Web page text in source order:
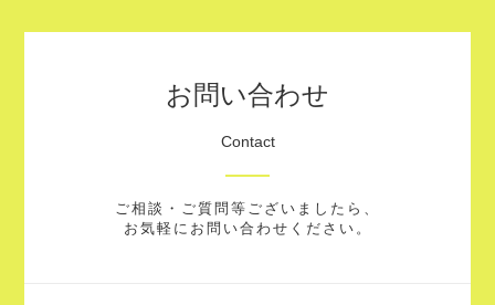
お問い合わせ
Contact
ご相談・ご質問等ございましたら、
お気軽にお問い合わせください。